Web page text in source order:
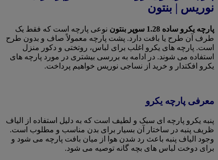
نوریس | بنتون
پارچه یکرو ساده 1.28 سوپر بنتون
نوعی پارچه است که فقط یک
طرف آن طرح یا بافت دارد. پشت پارچه معمولاً صاف و بدون طرح
است. پارچه های یکرو اغلب برای لباس، روتختی و دکور منزل
استفاده می شوند. در ادامه به بررسی بیشتری در مورد پارچه های
یکرو افکتدار و خرید از نساجی نوریس خواهیم پرداخت.
معرفی پارچه یکرو
پنبه یکرو پارچه ای سبک و لطیف است که به دلیل استفاده از الیاف
ظریف پنبه در ساختار آن بسیار برای بدن مناسب و مطلوب است.
وجود الیاف پنبه باعث رد شدن هوا از میان بافت پارچه می شود و
برای دوخت لباس های بچه گانه توصیه می شود.